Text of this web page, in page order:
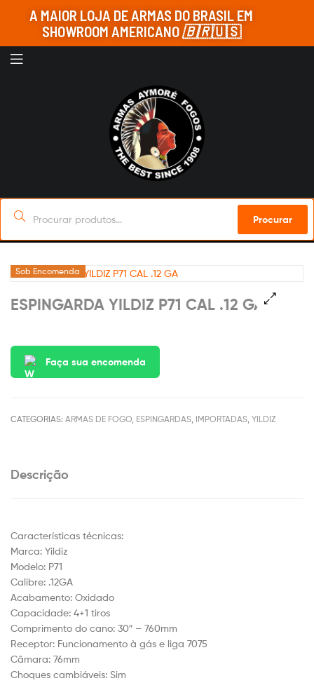
A MAIOR LOJA DE ARMAS DO BRASIL EM
SHOWROOM AMERICANO🇧🇷🇺🇸
Procurar
Sob Encomenda
ESPINGARDA YILDIZ P71 CAL .12 GA
Faça sua encomenda
CATEGORIAS: ARMAS DE FOGO ESPINGARDAS IMPORTADAS YILDIZ
Descrição
Características técnicas:
Marca: Yildiz
Modelo: P71
Calibre: .12GA
Acabamento: Oxidado
Capacidade: 4+1 tiros
Comprimento do cano: 30″ – 760mm
Receptor: Funcionamento à gás e liga 7075
Câmara: 76mm
Choques cambiáveis: Sim